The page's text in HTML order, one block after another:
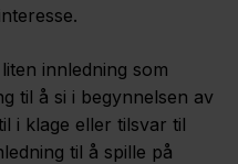
innledning som
til å si i begynnelsen av
i klage eller tilsvar til
til å spille på